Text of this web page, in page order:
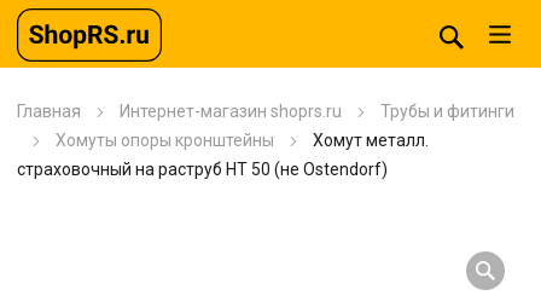
Главная Интернет-магазин shoprs.ru
Трубы и фитинги
Хомуты опоры кронштейны
Хомут металл.
страховочный на раструб HT 50 (не Ostendorf)